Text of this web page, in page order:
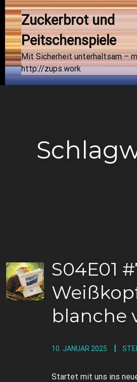
Zuckerbrot und
Peitschenspiele
Mit Sicherheit unterhaltsam –
http://zups.work
S04E01
blanche
10. JANUAR 2025
Startet mit uns ins